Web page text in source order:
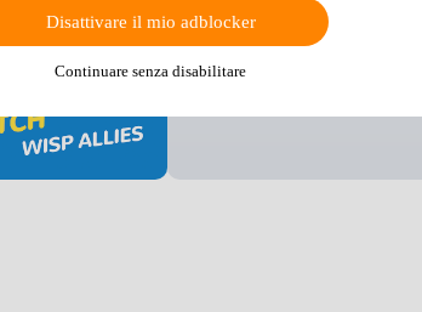
Disattivare il mio adblocker
Continuare senza disabilitare